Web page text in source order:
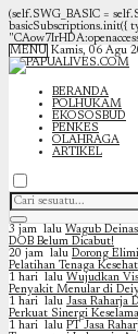
(self.SWG_BASIC =
basicSubscriptions.init({
MENU Kamis, 06 Agu
BERANDA
POLHUKAM
EKOSOSBUD
PENKES
OLAHRAGA
ARTIKEL
3 jam lalu Wagub
DOB Belum Dicabut!
20 jam lalu Dorong
Pelatihan Tenaga
1 hari lalu Wujudkan
Penyakit Menular di
1 hari lalu Jasa Raharja
Perkuat Sinergi
1 hari lalu PT Jasa